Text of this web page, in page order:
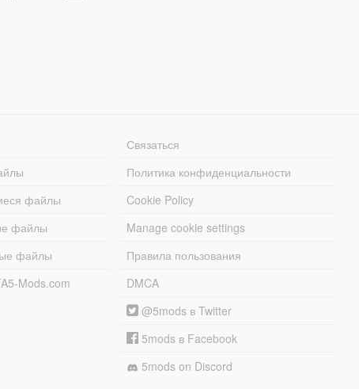
файлы
файлы
файлы
Mods.com
Связаться
Политика конфиденциальности
Cookie Policy
Manage cookie settings
Правила пользования
DMCA
@5mods в Twitter
5mods в Facebook
5mods on Discord